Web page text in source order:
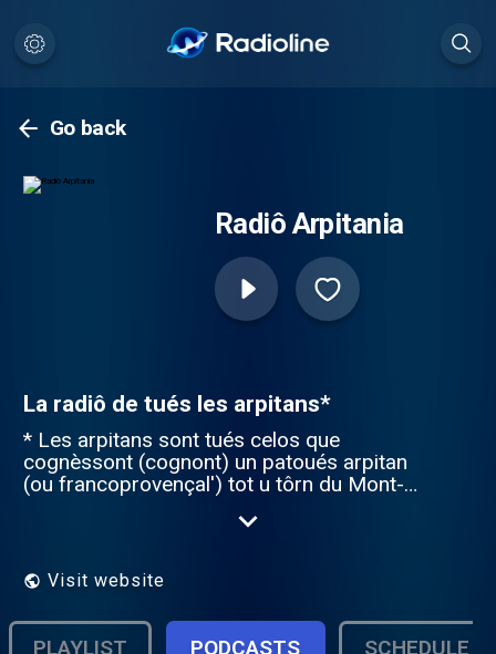
Go back
Radiô Arpitania
La radiô de tués les arpitans*
* Les arpitans sont tués celos que
cognèssont (cognont) un patoués arpitan
(ou francoprovençal') tot u tôrn du Mont-
culturèla et pas una unitât politique!
Visit website
PLAYLIST PODCASTS SCHEDULE